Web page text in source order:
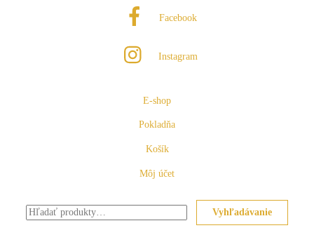
Facebook
Instagram
E-shop
Pokladňa
Košík
Môj účet
Hľadať: Vyhľadávanie